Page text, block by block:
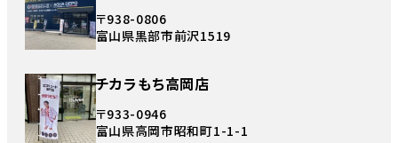
〒938-0806
富山県黒部市前沢1519
チカラもち高岡店
〒933-0946
富山県高岡市昭和町1-1-1